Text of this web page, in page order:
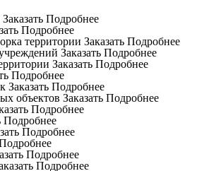
Заказать Подробнее
Подробнее
территории Заказать Подробнее
Заказать Подробнее
Заказать Подробнее
Подробнее
Заказать Подробнее
объектов Заказать Подробнее
Подробнее
Подробнее
Подробнее
Подробнее
Подробнее